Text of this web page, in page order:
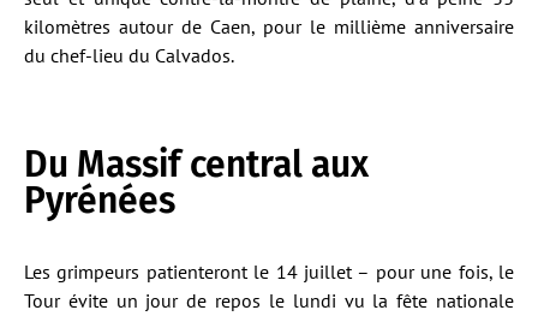
kilomètres autour de Caen, pour le millième anniversaire
du chef-lieu du Calvados.
Du Massif central aux
Pyrénées
Les grimpeurs patienteront le 14 juillet – pour une fois, le
Tour évite un jour de repos le lundi vu la fête nationale